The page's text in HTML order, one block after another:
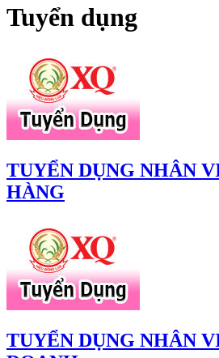
Tuyển dụng
TUYỂN DỤNG NHÂN
HÀNG
TUYỂN DỤNG NHÂN